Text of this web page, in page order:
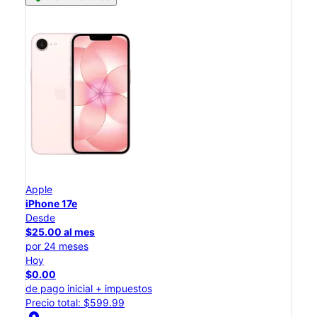
Apple
iPhone 17e
Desde
$25.00 al mes
por 24 meses
Hoy
$0.00
de pago inicial + impuestos
Precio total: $599.99